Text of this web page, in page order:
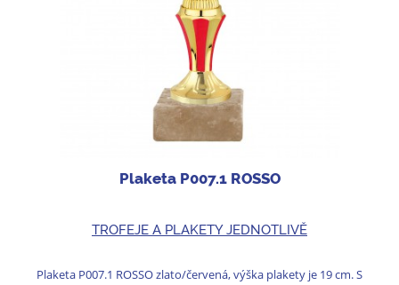
Plaketa P007.1 ROSSO
TROFEJE A PLAKETY JEDNOTLIVĚ
Plaketa P007.1 ROSSO zlato/červená, výška plakety je 19 cm. S